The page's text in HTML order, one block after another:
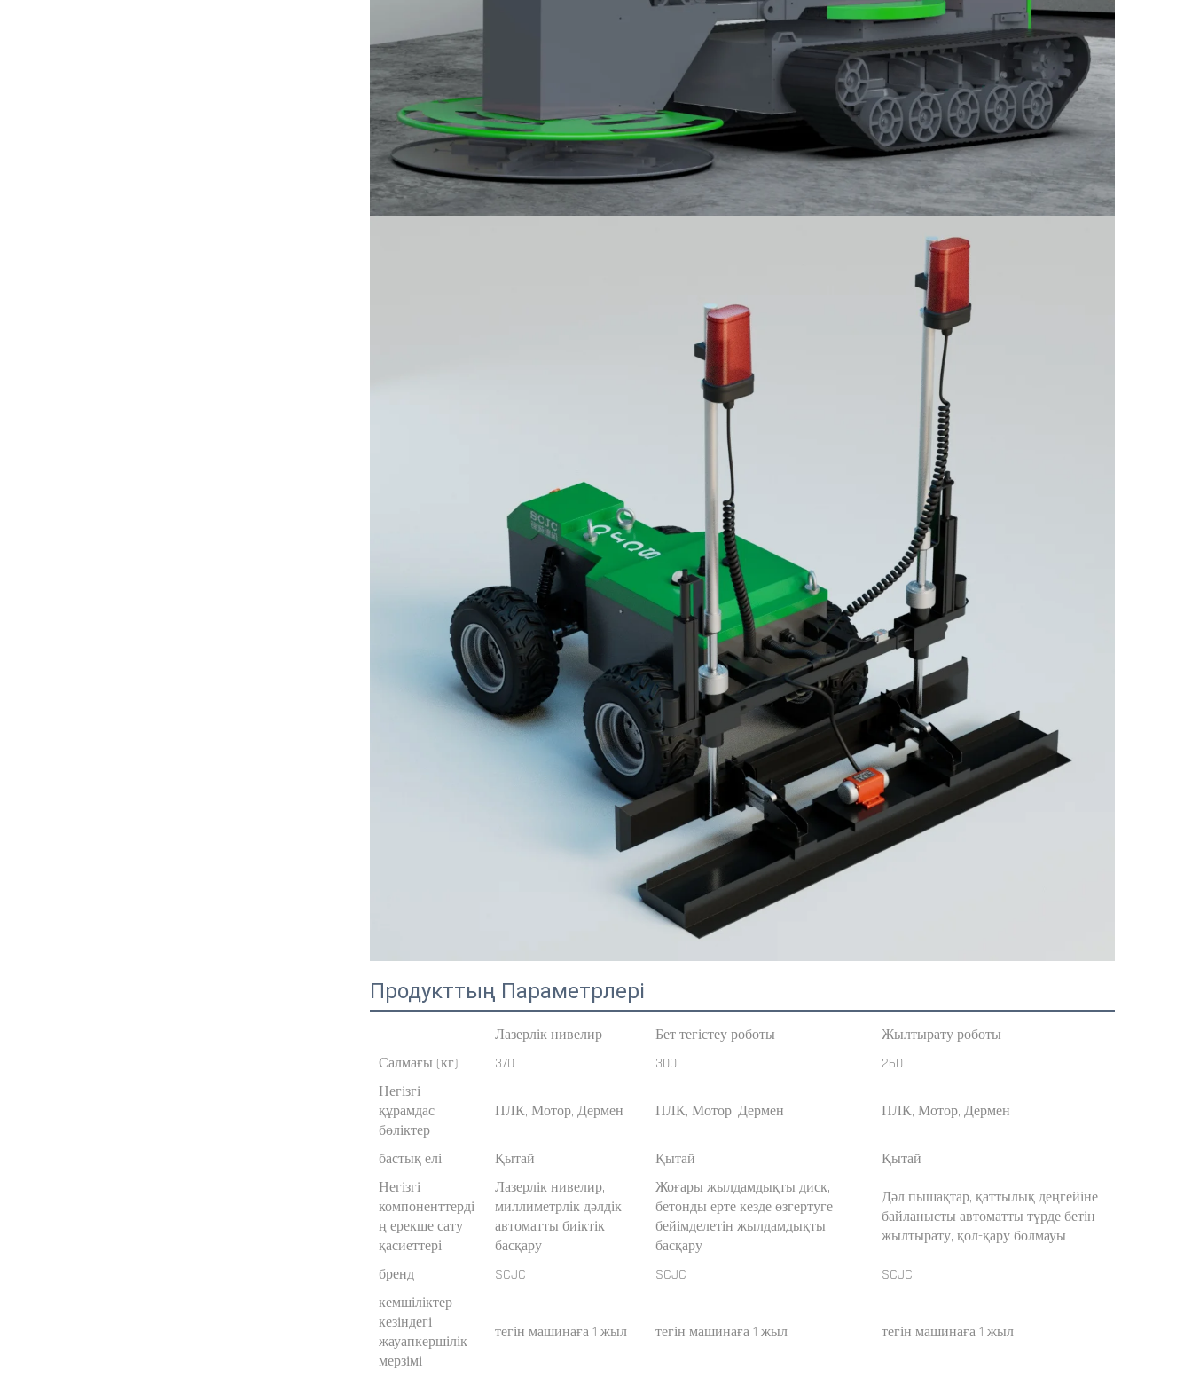
Продукттың Параметрлері
Лазерлік нивелир Бет тегістеу роботы
Жылтырату роботы
Салмағы (кг)
370 300
260
Негізгі
құрамдас
бөліктер
ПЛК, Мотор, Дермен ПЛК, Мотор, Дермен ПЛК, Мотор, Дермен
бастық елі Қытай Қытай
Қытай
Негізгі
компоненттерді
ң ерекше сату
қасиеттері
Лазерлік нивелир,
миллиметрлік дәлдік,
автоматты биіктік
басқару
Жоғары жылдамдықты диск,
бетонды ерте кезде өзгертуге
бейімделетін жылдамдықты
басқару
Дәл пышақтар, қаттылық деңгейіне
байланысты автоматты түрде бетін
жылтырату, қол-қару болмауы
бренд SCJC SCJC
SCJC
кемшіліктер
кезіндегі
жауапкершілік
мерзімі
тегін машинаға 1 жыл тегін машинаға 1 жыл тегін машинаға 1 жыл